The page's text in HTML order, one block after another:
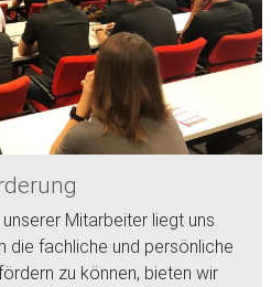
Mitarbeiter liegt uns
die fachliche und persönliche
zu können, bieten wir